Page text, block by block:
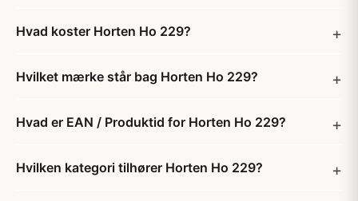
Hvad koster Horten Ho 229?
Hvilket mærke står bag Horten Ho 229?
Hvad er EAN / Produktid for Horten Ho 229?
Hvilken kategori tilhører Horten Ho 229?